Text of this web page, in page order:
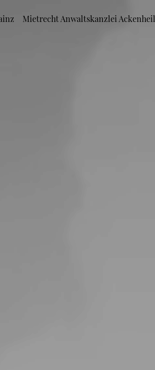
Mietrecht Anwaltskanzlei Ackenheil